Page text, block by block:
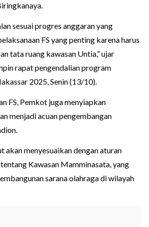
sesuai progres anggaran yang
FS yang penting karena harus
tata ruang kawasan Untia,” ujar
rapat pengendalian program
2025, Senin (13/10).
FS, Pemkot juga menyiapkan
menjadi acuan pengembangan
akan menyesuaikan dengan aturan
Kawasan Mamminasata, yang
sarana olahraga di wilayah